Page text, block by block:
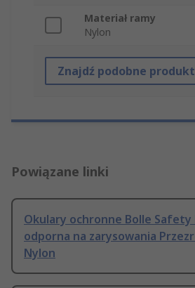
Materiał ramy
Nylon
Znajdź podobne
Powiązane linki
Okulary ochronne Bolle Safety
odporna na zarysowania
Nylon